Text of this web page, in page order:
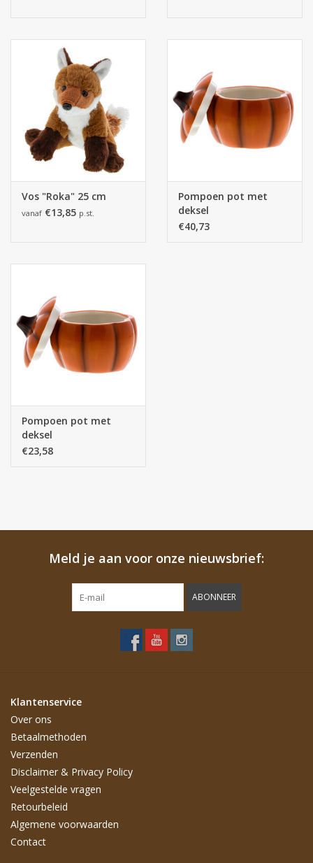
Vos "Roka" 25 cm
vanaf €13,85 p.st.
Pompoen pot met
deksel
€40,73
Pompoen pot met
deksel
€23,58
Meld je aan voor onze nieuwsbrief:
ABONNEER
Klantenservice
Over ons
Betaalmethoden
Verzenden
Disclaimer & Privacy Policy
Veelgestelde vragen
Retourbeleid
Algemene voorwaarden
Contact